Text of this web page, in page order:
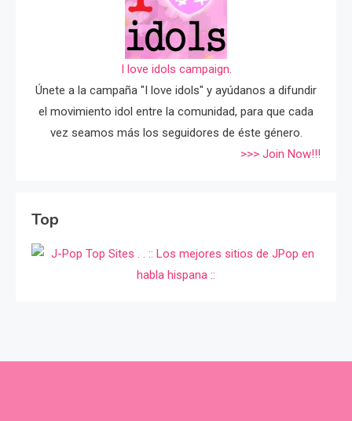
I love idols campaign.
Únete a la campaña "I love idols" y ayúdanos a difundir
el movimiento idol entre la comunidad, para que cada
vez seamos más los seguidores de éste género.
>>> Join Now!!!
Top